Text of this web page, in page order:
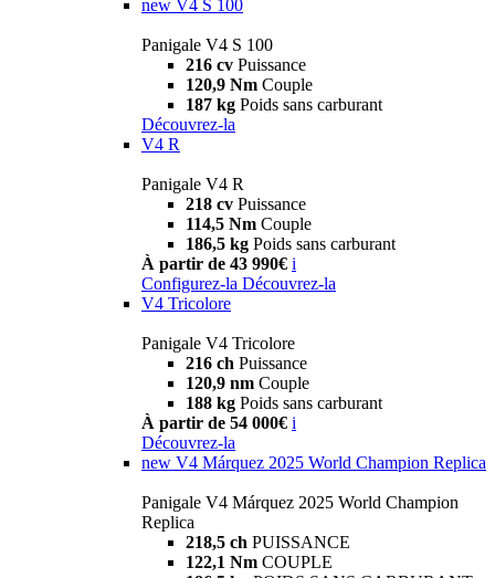
new V4 S 100
Panigale V4 S 100
216 cv Puissance
120,9 Nm Couple
187 kg Poids sans carburant
Découvrez-la
V4 R
Panigale V4 R
218 cv Puissance
114,5 Nm Couple
186,5 kg Poids sans carburant
À partir de 43 990€ i
Configurez-la Découvrez-la
V4 Tricolore
Panigale V4 Tricolore
216 ch Puissance
120,9 nm Couple
188 kg Poids sans carburant
À partir de 54 000€ i
Découvrez-la
new V4 Márquez 2025 World Champion Replica
Panigale V4 Márquez 2025 World Champion
Replica
218,5 ch PUISSANCE
122,1 Nm COUPLE